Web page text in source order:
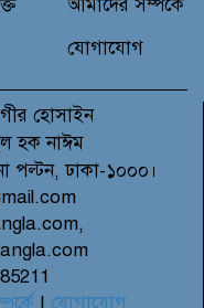
আমাদের সম্পর্কে
যোগাযোগ
হোসাইন
হক নাঈম
পল্টন, ঢাকা-১০০০।
| যোগাযোগ